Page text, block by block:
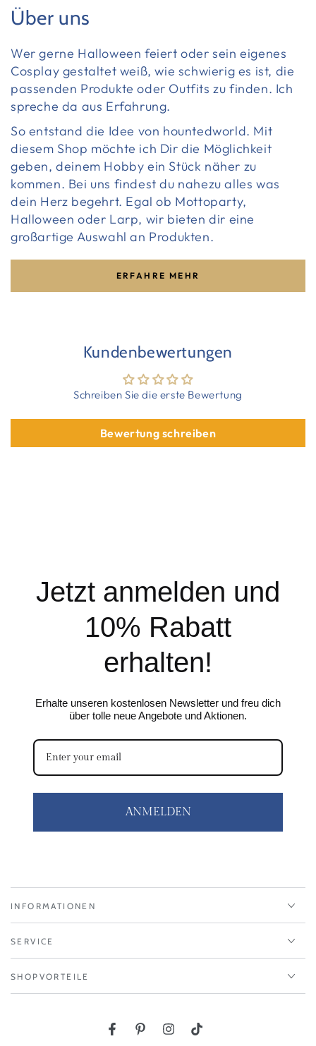
Über uns
Wer gerne Halloween feiert oder sein eigenes
Cosplay gestaltet weiß, wie schwierig es ist, die
passenden Produkte oder Outfits zu finden. Ich
spreche da aus Erfahrung.
So entstand die Idee von hountedworld. Mit
diesem Shop möchte ich Dir die Möglichkeit
geben, deinem Hobby ein Stück näher zu
kommen. Bei uns findest du nahezu alles was
dein Herz begehrt. Egal ob Mottoparty,
Halloween oder Larp, wir bieten dir eine
großartige Auswahl an Produkten.
ERFAHRE MEHR
Kundenbewertungen
Schreiben Sie die erste Bewertung
Bewertung schreiben
Jetzt anmelden und
10% Rabatt
erhalten!
Erhalte unseren kostenlosen Newsletter und freu dich
über tolle neue Angebote und Aktionen.
ANMELDEN
INFORMATIONEN
SERVICE
SHOPVORTEILE
FacebookPinterestInstagram
TikTok